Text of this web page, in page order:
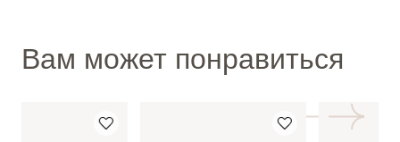
Вам может понравиться